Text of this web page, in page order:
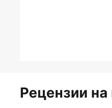
Рецензии на